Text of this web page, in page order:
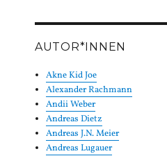
AUTOR*INNEN
Akne Kid Joe
Alexander Rachmann
Andii Weber
Andreas Dietz
Andreas J.N. Meier
Andreas Lugauer